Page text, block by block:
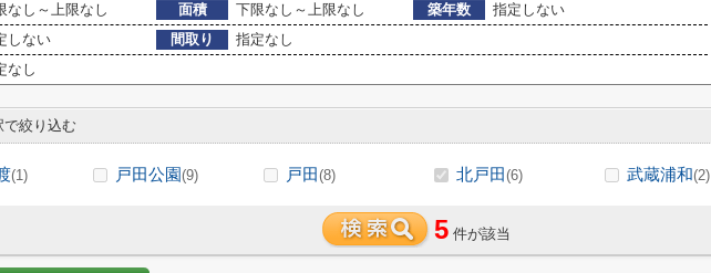
なし～上限なし 面積 下限なし～上限なし 築年数
指定しない
しない 間取り
指定なし
なし
絞り込む
(1) 戸田公園(9) 戸田(8) 北戸田(6) 武蔵浦和(2)
5 件が該当